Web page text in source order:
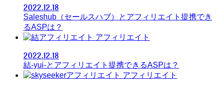
2022.12.18
Saleshub（セールスハブ）とアフィリエイト提携でき
るASPは？
アフィリエイト
2022.12.18
結-yui-とアフィリエイト提携できるASPは？
アフィリエイト